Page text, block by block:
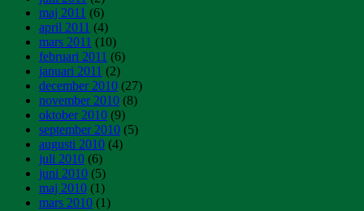
maj 2011 (6)
april 2011 (4)
mars 2011 (10)
februari 2011 (6)
januari 2011 (2)
december 2010 (27)
november 2010 (8)
oktober 2010 (9)
september 2010 (5)
augusti 2010 (4)
juli 2010 (6)
juni 2010 (5)
maj 2010 (1)
mars 2010 (1)